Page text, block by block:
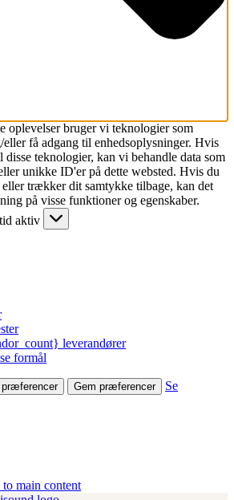
oplevelser bruger vi teknologier som
få adgang til enhedsoplysninger. Hvis
teknologier, kan vi behandle data som
unikke ID'er på dette websted. Hvis du
trækker dit samtykke tilbage, kan det
på visse funktioner og egenskaber.
aktiv
leverandører
formål
Gem præferencer
Se
to main content